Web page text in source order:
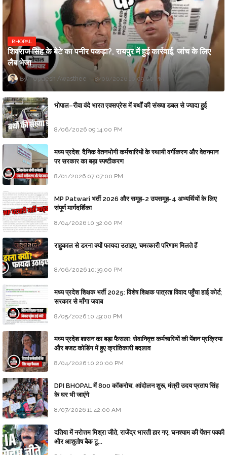
BHOPAL
शिवराज सिंह के बेटे का पनीर पकड़ा?, रायपुर में हुई कार्रवाई, जांच के लिए
लैब भेजा
Updesh Awasthee 8/06/2026 10:09:00 PM
भोपाल–रीवा वंदे भारत एक्सप्रेस में बर्थों की संख्या डबल से ज्यादा हुई
8/06/2026 09:14:00 PM
मध्य प्रदेश: दैनिक वेतनभोगी कर्मचारियों के स्थायी वर्गीकरण और वेतनमान
पर सरकार का बड़ा स्पष्टीकरण
8/01/2026 07:07:00 PM
MP Patwari भर्ती 2026 और समूह-2 उपसमूह-4 अभ्यर्थियों के लिए
संपूर्ण मार्गदर्शिका
8/04/2026 10:32:00 PM
राहुकाल से डरना क्यों फायदा उठाइए, चमत्कारी परिणाम मिलते हैं
8/06/2026 10:39:00 PM
मध्य प्रदेश शिक्षक भर्ती 2025: विशेष शिक्षक पात्रता विवाद पहुँचा हाई कोर्ट;
सरकार से माँगा जवाब
8/05/2026 10:49:00 PM
मध्य प्रदेश शासन का बड़ा फैसला: सेवानिवृत्त कर्मचारियों की पेंशन प्रक्रिया
और बजट कोडिंग में हुए क्रांतिकारी बदलाव
8/04/2026 10:20:00 PM
DPI BHOPAL में 800 कॉकरोच, आंदोलन शुरू, मंत्री उदय प्रताप सिंह
के घर भी जाएंगे
8/07/2026 11:42:00 AM
दतिया में नरोत्तम मिश्रा जीते, राजेंद्र भारती हार गए, घनश्याम की पेंशन पक्की
और आशुतोष बैक टू...